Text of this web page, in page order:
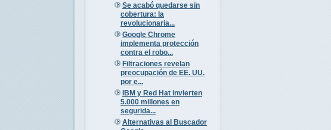
Se acabó quedarse sin
cobertura: la
revolucionaria...
Google Chrome
implementa protección
contra el robo...
Filtraciones revelan
preocupación de EE. UU.
por e...
IBM y Red Hat invierten
5.000 millones en
segurida...
Alternativas al Buscador